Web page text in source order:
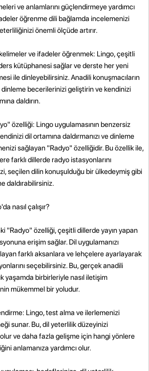
ve anlamlarını güçlendirmeye yardımcı
öğrenme dili bağlamda incelemenizi
önemli ölçüde artırır.
ve ifadeler öğrenmek: Lingo, çeşitli
kütüphanesi sağlar ve derste her yeni
ile dinleyebilirsiniz. Anadili konuşmacıların
dinleme becerilerinizi geliştirin ve kendinizi
daldırın.
özelliği: Lingo uygulamasının benzersiz
dil ortamına daldırmanızı ve dinleme
sağlayan "Radyo" özelliğidir. Bu özellik ile,
farklı dillerde radyo istasyonlarını
seçilen dilin konuşulduğu bir ülkedeymiş gibi
daldırabilirsiniz.
nasıl çalışır?
"Radyo" özelliği, çeşitli dillerde yayın yapan
erişim sağlar. Dil uygulamanızı
farklı aksanlara ve lehçelere ayarlayarak
seçebilirsiniz. Bu, gerçek anadili
yaşamda birbirleriyle nasıl iletişim
mükemmel bir yoludur.
Lingo, test alma ve ilerlemenizi
sunar. Bu, dil yeterlilik düzeyinizi
ve daha fazla gelişme için hangi yönlere
anlamanıza yardımcı olur.